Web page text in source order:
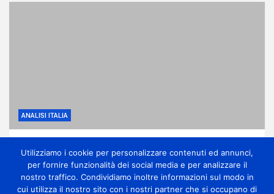
ANALISI ITALIA
isolati temporali
3 giorni ago miometeo
Utilizziamo i cookie per personalizzare contenuti ed annunci,
per fornire funzionalità dei social media e per analizzare il
nostro traffico. Condividiamo inoltre informazioni sul modo in
cui utilizza il nostro sito con i nostri partner che si occupano di